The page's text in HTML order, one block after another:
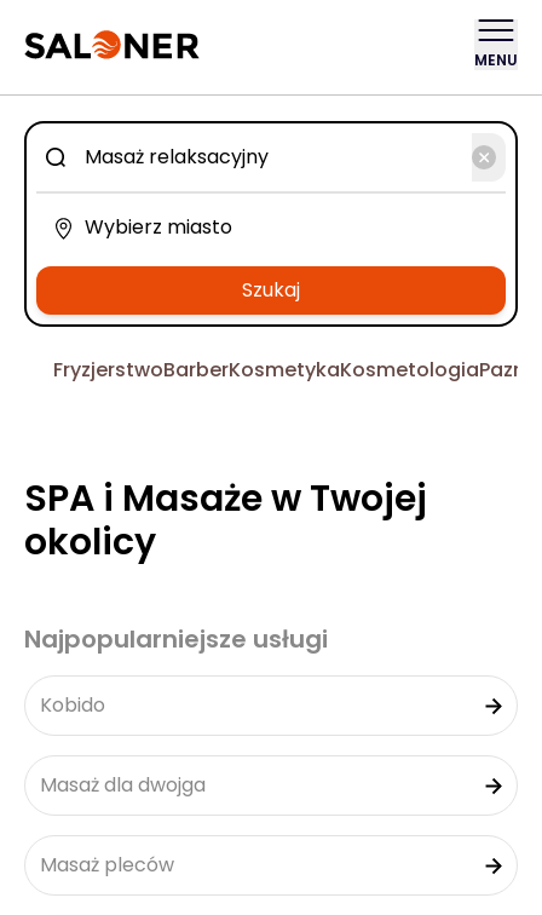
MENU
Szukaj
FryzjerstwoBarberKosmetykaKosmetologia
SPA i Masaże w Twojej
okolicy
Najpopularniejsze usługi
Kobido
Masaż dla dwojga
Masaż pleców